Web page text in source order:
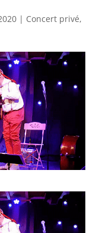
| Concert privé,